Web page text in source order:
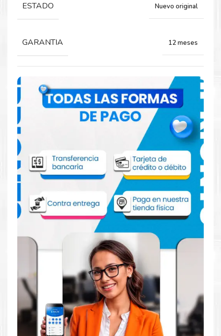
Comprar Tinta Epson T788XXL Amarillo
para impresoras 5620 5690 5110 5190
Aprovecha nuestra experiencia y atención para adquirir tus
productos. Tenemos promociones todos los dias. Escríbenos o
visítanos hoy para encontrar la solución perfecta para tu
impresoraEPSON, como laTinta Epson T788XXL Amarillo
para impresoras 5620 5690 5110 5190.
Dónde comprar Tinta Epson para
impresoras Epson 5620 5690 5110 5190
en Lima o para envíos a nivel nacional
Tienda autorizada por EPSON. Descubre la mejor manera de
abastecerte de Tinta Epson T788XXL Amarillo para impresoras
5620 5690 5110 5190 . Ofrecemos una amplia selección de
ESTADO Nuevo original
GARANTIA 12 meses